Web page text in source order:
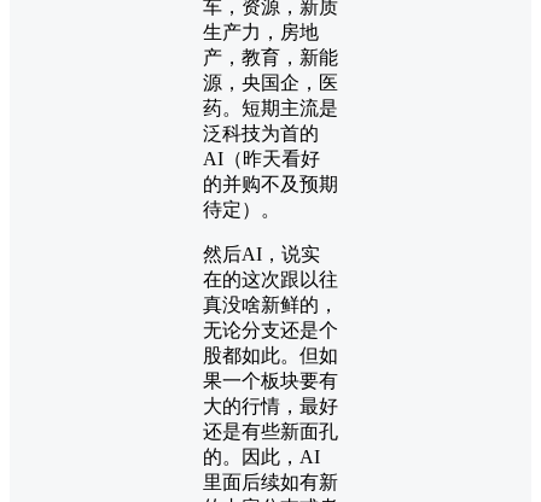
车，资源，新质
生产力，房地
产，教育，新能
源，央国企，医
药。短期主流是
泛科技为首的
AI（昨天看好
的并购不及预期
待定）。
然后AI，说实
在的这次跟以往
真没啥新鲜的，
无论分支还是个
股都如此。但如
果一个板块要有
大的行情，最好
还是有些新面孔
的。因此，AI
里面后续如有新